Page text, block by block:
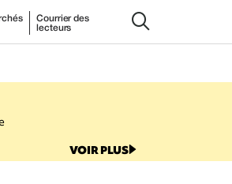
Courrier des
lecteurs
VOIR PLUS